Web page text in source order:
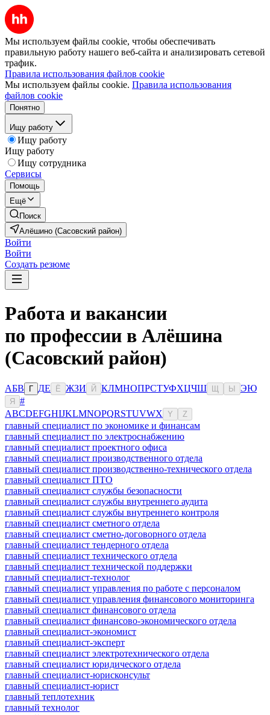
Мы используем файлы cookie, чтобы обеспечивать
правильную работу нашего веб-сайта и анализировать сетевой
трафик.
Правила использования файлов cookie
Мы используем файлы cookie. Правила использования
файлов cookie
Понятно
Ищу работу
Ищу работу
Ищу работу
Ищу сотрудника
Сервисы
Помощь
Ещё
Поиск
Алёшино (Сасовский район)
Войти
Войти
Создать резюме
Работа и вакансии
по профессии в Алёшина
(Сасовский район)
АБВ Г ДЕ Ё ЖЗИ Й КЛМНОПРСТУФХЦЧШ Ы ЭЮ
Я
#
ABCDEFGHIJKLMNOPQRSTUVWX Y Z
главный специалист по экономике и финансам
главный специалист по электроснабжению
главный специалист проектного офиса
главный специалист производственного отдела
главный специалист производственно-технического отдела
главный специалист ПТО
главный специалист службы безопасности
главный специалист службы внутреннего аудита
главный специалист службы внутреннего контроля
главный специалист сметного отдела
главный специалист сметно-договорного отдела
главный специалист тендерного отдела
главный специалист технического отдела
главный специалист технической поддержки
главный специалист-технолог
главный специалист управления по работе с персоналом
главный специалист управления финансового мониторинга
главный специалист финансового отдела
главный специалист финансово-экономического отдела
главный специалист-экономист
главный специалист-эксперт
главный специалист электротехнического отдела
главный специалист юридического отдела
главный специалист-юрисконсульт
главный специалист-юрист
главный теплотехник
главный технолог